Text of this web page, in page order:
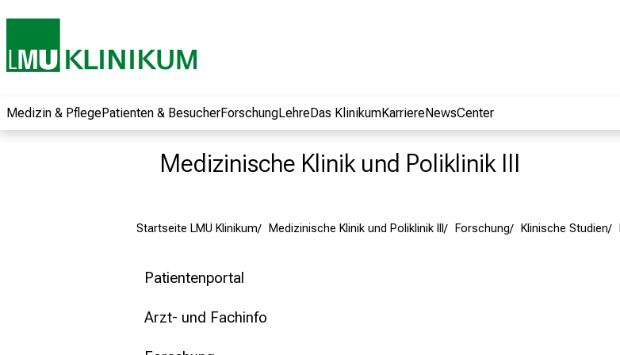
Medizin & PflegePatienten & BesucherForschungLehreDas KlinikumKarriereNewsCenter
Medizinische Klinik und Poliklinik III
Startseite LMU Klinikum Medizinische Klinik und Poliklinik III Forschung Klinische Studien
Patientenportal
Arzt- und Fachinfo
Informationen zu
Jobs, Ausbildungen
Weiterbildungen.
Kommen Sie
begeistern – ganz
ohne Anmeldung.